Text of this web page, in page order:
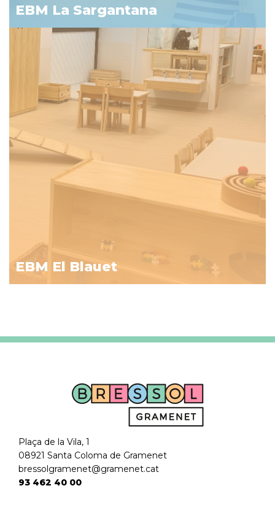
EBM La Sargantana
EBM El Blauet
Plaça de la Vila, 1
08921 Santa Coloma de Gramenet
bressolgramenet@gramenet.cat
93 462 40 00